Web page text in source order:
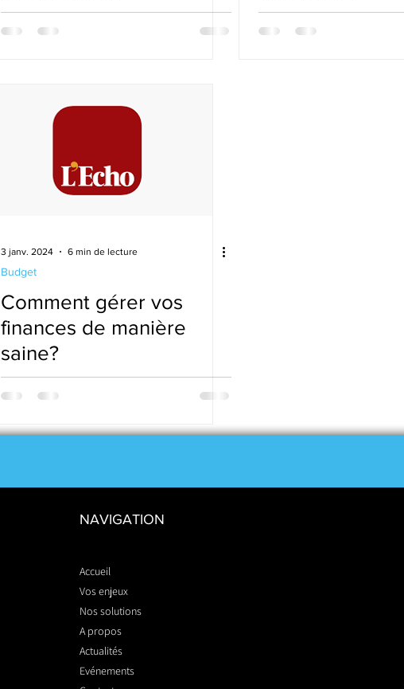
3 janv. 2024 6 min de lecture
Budget
Comment gérer vos
finances de manière
saine?
NAVIGATION
Accueil
Vos enjeux
Nos solutions
A propos
Actualités
Evénements